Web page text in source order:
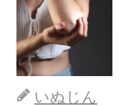
いぬじん